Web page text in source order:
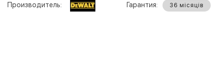
Производитель:
Гарантия: 36 місяців